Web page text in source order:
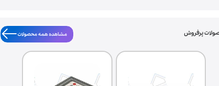
مشاهده همه محصولات پرفروش